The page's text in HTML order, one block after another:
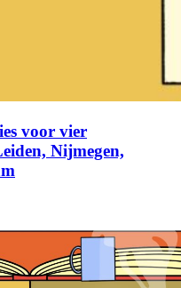
voor vier
Nijmegen,